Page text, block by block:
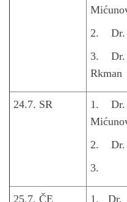
2. Dr.
3. Dr.
24.7. SR
1. Dr.
2. Dr.
3.
25.7. ČE
1. Dr.